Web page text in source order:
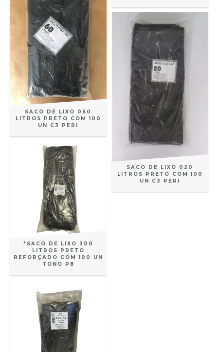
SACO DE LIXO 060
LITROS PRETO COM 100
UN C3 PERI
*SACO DE LIXO 300
LITROS PRETO
REFORÇADO COM 100 UN
TONO P8
SACO DE LIXO 020
LITROS PRETO COM 100
UN C3 PERI